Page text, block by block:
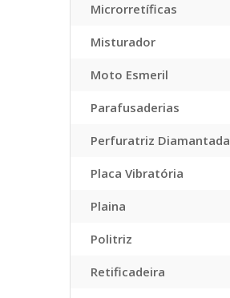
Microrretíficas
Misturador
Moto Esmeril
Parafusaderias
Perfuratriz Diamantada
Placa Vibratória
Plaina
Politriz
Retificadeira